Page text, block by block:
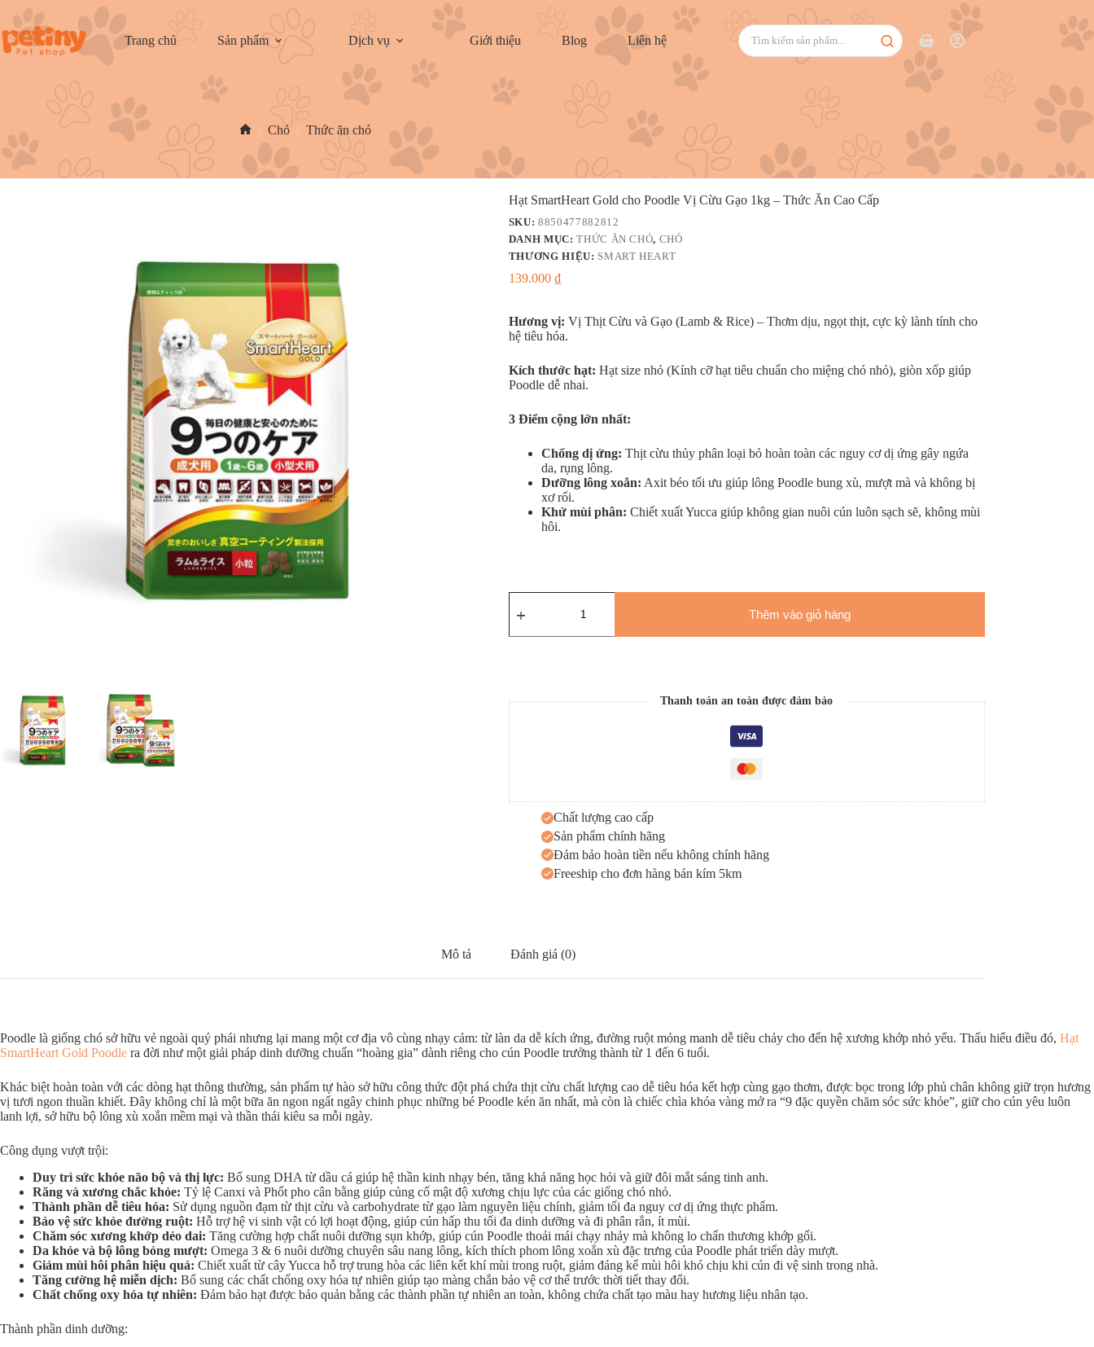
Trang chủ Sản phẩm Dịch vụ Giới thiệu Blog Liên hệ
/ Chó / Thức ăn chó
Hạt SmartHeart Gold cho Poodle Vị Cừu Gạo 1kg – Thức Ăn Cao Cấp
SKU:8850477882812
DANH MỤC:THỨC ĂN CHÓ, CHÓ
THƯƠNG HIỆU: SMART HEART
139.000 ₫
Hương vị: Vị Thịt Cừu và Gạo (Lamb & Rice) – Thơm dịu, ngọt thịt, cực kỳ lành tính cho
hệ tiêu hóa.
Kích thước hạt: Hạt size nhỏ (Kính cỡ hạt tiêu chuẩn cho miệng chó nhỏ), giòn xốp giúp
Poodle dễ nhai.
3 Điểm cộng lớn nhất:
Chống dị ứng: Thịt cừu thủy phân loại bỏ hoàn toàn các nguy cơ dị ứng gây ngứa
da, rụng lông.
Dưỡng lông xoắn: Axit béo tối ưu giúp lông Poodle bung xù, mượt mà và không bị
xơ rối.
Khử mùi phân: Chiết xuất Yucca giúp không gian nuôi cún luôn sạch sẽ, không mùi
hôi.
Thêm vào giỏ hàng
Thanh toán an toàn được đảm bảo
Chất lượng cao cấp
Sản phẩm chính hãng
Đảm bảo hoàn tiền nếu không chính hãng
Freeship cho đơn hàng bán kím 5km
Mô tả Đánh giá (0)
Poodle là giống chó sở hữu vẻ ngoài quý phái nhưng lại mang một cơ địa vô cùng nhạy cảm: từ làn da dễ kích ứng, đường ruột mỏng manh dễ tiêu chảy cho đến hệ xương khớp nhỏ yếu. Thấu hiểu điều đó, Hạt
SmartHeart Gold Poodle ra đời như một giải pháp dinh dưỡng chuẩn “hoàng gia” dành riêng cho cún Poodle trưởng thành từ 1 đến 6 tuổi.
Khác biệt hoàn toàn với các dòng hạt thông thường, sản phẩm tự hào sở hữu công thức đột phá chứa thịt cừu chất lượng cao dễ tiêu hóa kết hợp cùng gạo thơm, được bọc trong lớp phủ chân không giữ trọn hương
vị tươi ngon thuần khiết. Đây không chỉ là một bữa ăn ngon ngất ngây chinh phục những bé Poodle kén ăn nhất, mà còn là chiếc chìa khóa vàng mở ra “9 đặc quyền chăm sóc sức khỏe”, giữ cho cún yêu luôn
lanh lợi, sở hữu bộ lông xù xoắn mềm mại và thần thái kiêu sa mỗi ngày.
Công dụng vượt trội:
Duy trì sức khỏe não bộ và thị lực: Bổ sung DHA từ dầu cá giúp hệ thần kinh nhạy bén, tăng khả năng học hỏi và giữ đôi mắt sáng tinh anh.
Răng và xương chắc khỏe: Tỷ lệ Canxi và Phốt pho cân bằng giúp củng cố mật độ xương chịu lực của các giống chó nhỏ.
Thành phần dễ tiêu hóa: Sử dụng nguồn đạm từ thịt cừu và carbohydrate từ gạo làm nguyên liệu chính, giảm tối đa nguy cơ dị ứng thực phẩm.
Bảo vệ sức khỏe đường ruột: Hỗ trợ hệ vi sinh vật có lợi hoạt động, giúp cún hấp thu tối đa dinh dưỡng và đi phân rắn, ít mùi.
Chăm sóc xương khớp dẻo dai: Tăng cường hợp chất nuôi dưỡng sụn khớp, giúp cún Poodle thoải mái chạy nhảy mà không lo chấn thương khớp gối.
Da khỏe và bộ lông bóng mượt: Omega 3 & 6 nuôi dưỡng chuyên sâu nang lông, kích thích phom lông xoắn xù đặc trưng của Poodle phát triển dày mượt.
Giảm mùi hôi phân hiệu quả: Chiết xuất từ cây Yucca hỗ trợ trung hòa các liên kết khí mùi trong ruột, giảm đáng kể mùi hôi khó chịu khi cún đi vệ sinh trong nhà.
Tăng cường hệ miễn dịch: Bổ sung các chất chống oxy hóa tự nhiên giúp tạo màng chắn bảo vệ cơ thể trước thời tiết thay đổi.
Chất chống oxy hóa tự nhiên: Đảm bảo hạt được bảo quản bằng các thành phần tự nhiên an toàn, không chứa chất tạo màu hay hương liệu nhân tạo.
Thành phần dinh dưỡng: